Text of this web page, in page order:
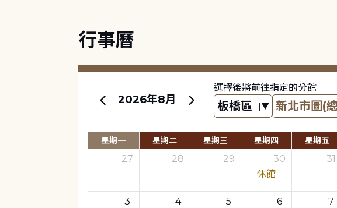
行事曆
2026年8月
選擇後將前往指定的分館
星期一 星期二 星期三 星期四 星期五
27 28 29
30
休館
31
3 4 5 6 7